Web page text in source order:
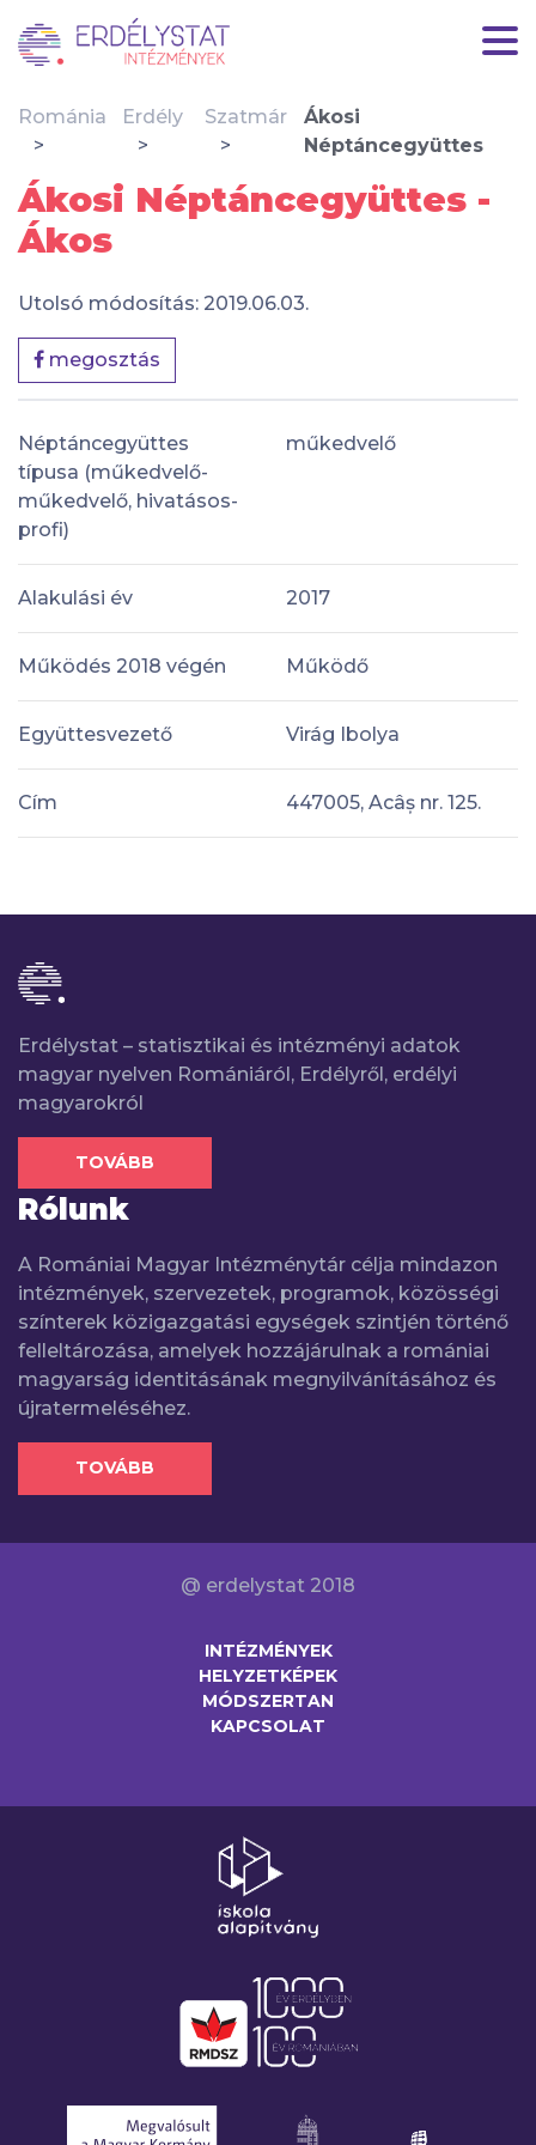
Románia Erdély Szatmár
Ákosi
Néptáncegyüttes
Ákosi Néptáncegyüttes -
Ákos
Utolsó módosítás: 2019.06.03.
megosztás
Néptáncegyüttes
típusa (műkedvelő-
műkedvelő, hivatásos-
profi)
műkedvelő
Alakulási év 2017
Működés 2018 végén Működő
Együttesvezető Virág Ibolya
Cím 447005, Acâș nr. 125.
Erdélystat – statisztikai és intézményi adatok
magyar nyelven Romániáról, Erdélyről, erdélyi
magyarokról
TOVÁBB
Rólunk
A Romániai Magyar Intézménytár célja mindazon
intézmények, szervezetek, programok, közösségi
színterek közigazgatási egységek szintjén történő
felleltározása, amelyek hozzájárulnak a romániai
magyarság identitásának megnyilvánításához és
újratermeléséhez.
TOVÁBB
@ erdelystat 2018
INTÉZMÉNYEK
HELYZETKÉPEK
MÓDSZERTAN
KAPCSOLAT